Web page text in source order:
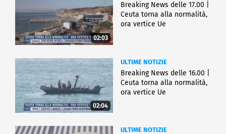
02:03
Breaking News delle 17.00 |
Ceuta torna alla normalità,
ora vertice Ue
02:04
ULTIME NOTIZIE
Breaking News delle 16.00 |
Ceuta torna alla normalità,
ora vertice Ue
ULTIME NOTIZIE